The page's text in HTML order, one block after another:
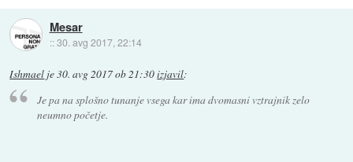
Mesar
::30. avg 2017, 22:14
Ishmael je30. avg 2017 ob 21:30izjavil:
Je pa na splošno tunanje vsega kar ima dvomasni vztrajnik zelo
neumno početje.